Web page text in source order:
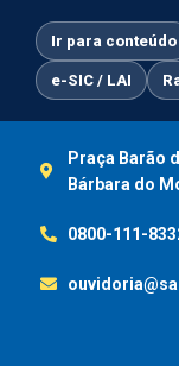
conteúdo
Ir para conteúdo
e-SIC / LAI
Praça Barão
Bárbara do
0800-111-